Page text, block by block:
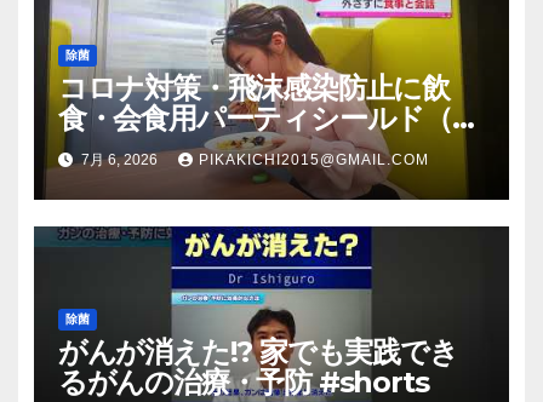
除菌
コロナ対策・飛沫感染防止に飲
食・会食用パーティシールド（マ
スク会食代替品）ＦＢＣ福井放送
のＴＶ番組での紹介映像
7月 6, 2026 PIKAKICHI2015@GMAIL.COM
除菌
がんが消えた!? 家でも実践でき
るがんの治療・予防 #shorts